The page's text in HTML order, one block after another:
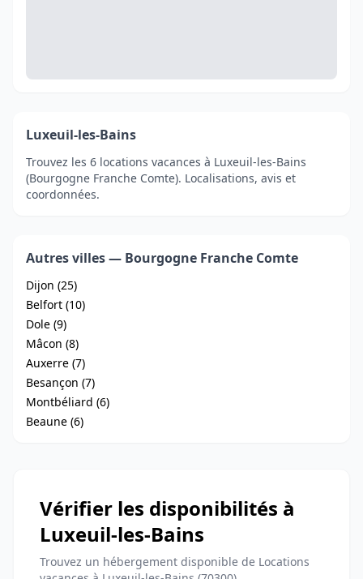
Luxeuil-les-Bains
Trouvez les 6 locations vacances à Luxeuil-les-Bains
(Bourgogne Franche Comte). Localisations, avis et
coordonnées.
Autres villes — Bourgogne Franche Comte
Dijon (25)
Belfort (10)
Dole (9)
Mâcon (8)
Auxerre (7)
Besançon (7)
Montbéliard (6)
Beaune (6)
Vérifier les disponibilités à
Luxeuil-les-Bains
Trouvez un hébergement disponible de Locations